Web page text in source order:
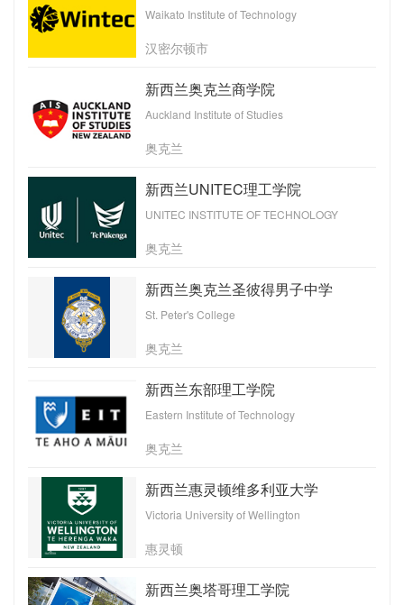
Waikato Institute of Technology
汉密尔顿市
新西兰奥克兰商学院
Auckland Institute of Studies
奥克兰
新西兰UNITEC理工学院
UNITEC INSTITUTE OF TECHNOLOGY
奥克兰
新西兰奥克兰圣彼得男子中学
St. Peter's College
奥克兰
新西兰东部理工学院
Eastern Institute of Technology
奥克兰
新西兰惠灵顿维多利亚大学
Victoria University of Wellington
惠灵顿
新西兰奥塔哥理工学院